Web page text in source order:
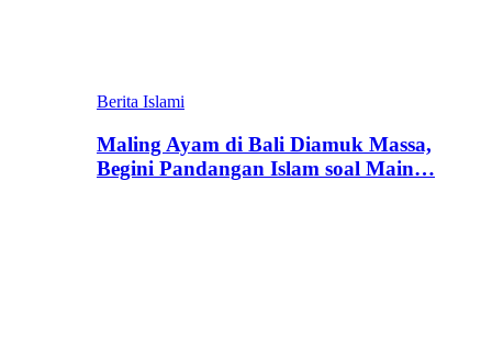
Berita Islami
Maling Ayam di Bali Diamuk Massa,
Begini Pandangan Islam soal Main…